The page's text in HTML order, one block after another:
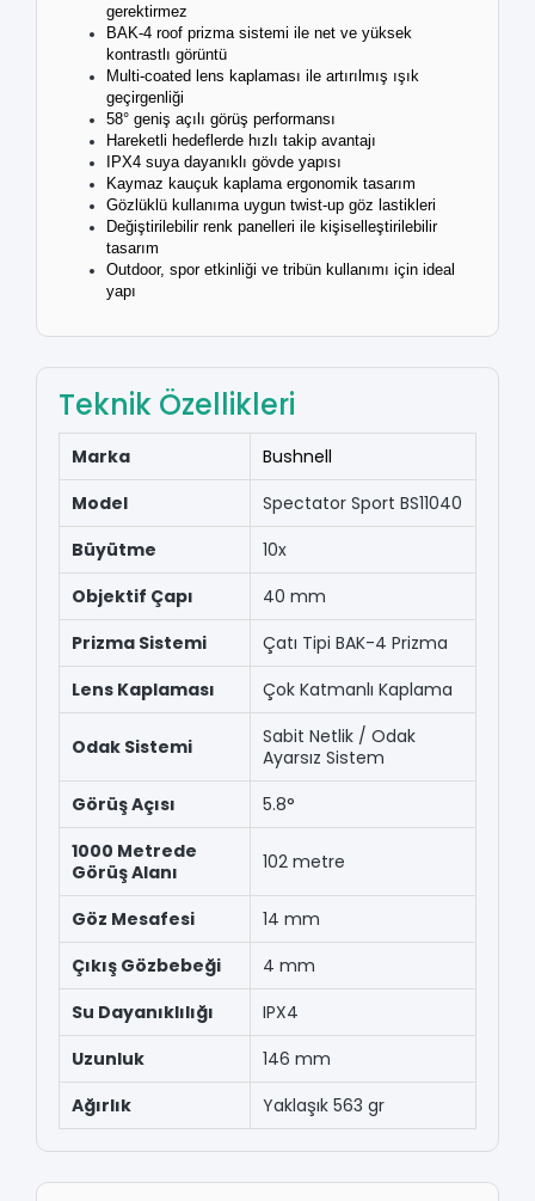
gerektirmez
BAK-4 roof prizma sistemi ile net ve yüksek
kontrastlı görüntü
Multi-coated lens kaplaması ile artırılmış ışık
geçirgenliği
58° geniş açılı görüş performansı
Hareketli hedeflerde hızlı takip avantajı
IPX4 suya dayanıklı gövde yapısı
Kaymaz kauçuk kaplama ergonomik tasarım
Gözlüklü kullanıma uygun twist-up göz lastikleri
Değiştirilebilir renk panelleri ile kişiselleştirilebilir
tasarım
Outdoor, spor etkinliği ve tribün kullanımı için ideal
yapı
Teknik Özellikleri
Marka Bushnell
Model Spectator Sport BS11040
Büyütme 10x
Objektif Çapı 40 mm
Prizma Sistemi Çatı Tipi BAK-4 Prizma
Lens Kaplaması Çok Katmanlı Kaplama
Odak Sistemi
Sabit Netlik / Odak
Ayarsız Sistem
Görüş Açısı 5.8°
1000 Metrede
Görüş Alanı
102 metre
Göz Mesafesi 14 mm
Çıkış Gözbebeği 4 mm
Su Dayanıklılığı IPX4
Uzunluk 146 mm
Ağırlık Yaklaşık 563 gr